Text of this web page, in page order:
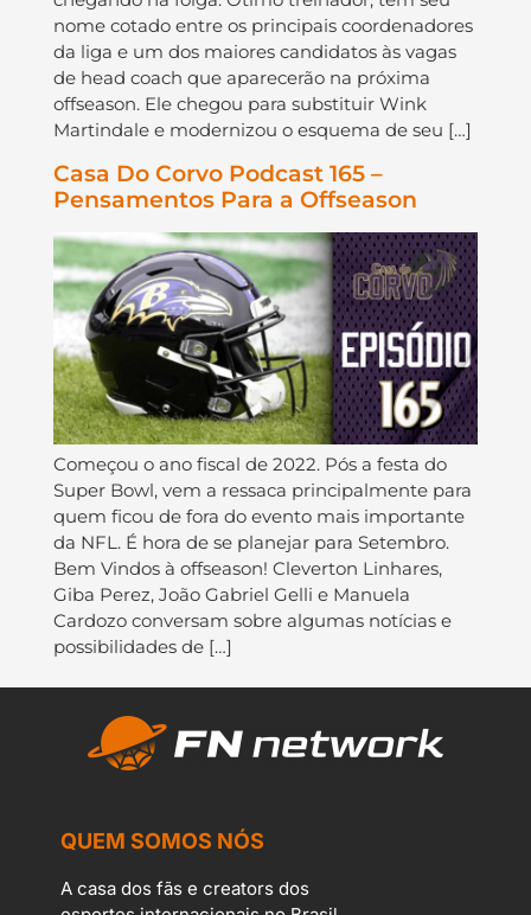
nome cotado entre os principais coordenadores
da liga e um dos maiores candidatos às vagas
de head coach que aparecerão na próxima
offseason. Ele chegou para substituir Wink
Martindale e modernizou o esquema de seu […]
Casa Do Corvo Podcast 165 –
Pensamentos Para a Offseason
Começou o ano fiscal de 2022. Pós a festa do
Super Bowl, vem a ressaca principalmente para
quem ficou de fora do evento mais importante
da NFL. É hora de se planejar para Setembro.
Bem Vindos à offseason! Cleverton Linhares,
Giba Perez, João Gabriel Gelli e Manuela
Cardozo conversam sobre algumas notícias e
possibilidades de […]
QUEM SOMOS NÓS
A casa dos fãs e creators dos